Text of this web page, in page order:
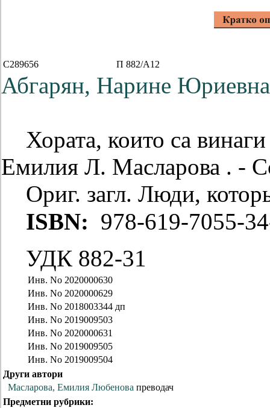
C289656 П 882/А12
Абгарян, Нарине Юриевна
Хората, които са
Емилия Л. Масларова . -
Ориг. загл. Люди,
ISBN: 978-619-7055-
УДК 882-31
Инв. No 2020000630
Инв. No 2020000629
Инв. No 2018003344 дп
Инв. No 2019009503
Инв. No 2020000631
Инв. No 2019009505
Инв. No 2019009504
Други автори
Масларова, Емилия Любенова преводач
Предметни рубрики: